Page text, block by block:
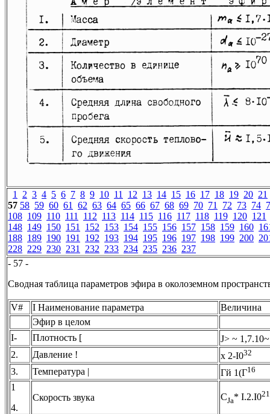
1 2 3 4 5 6 7 8 9 10 11 12 13 14 15 16 17 18 19 20 21
57 58 59 60 61 62 63 64 65 66 67 68 69 70 71 72 73 74
108 109 110 111 112 113 114 115 116 117 118 119 120 121
148 149 150 151 152 153 154 155 156 157 158 159 160
188 189 190 191 192 193 194 195 196 197 198 199 200
228 229 230 231 232 233 234 235 236 237
- 57 -
Сводная таблица параметров эфира в околоземном
V# I Наименование параметра
Величина
Эфир в целом
I-
Плотность [ J> ~ 1,7.10~
2. Давление ! х 2-I032
3. Температура | Гй 1(Г16
1
4.
Скорость звука CJa* I.2.I021